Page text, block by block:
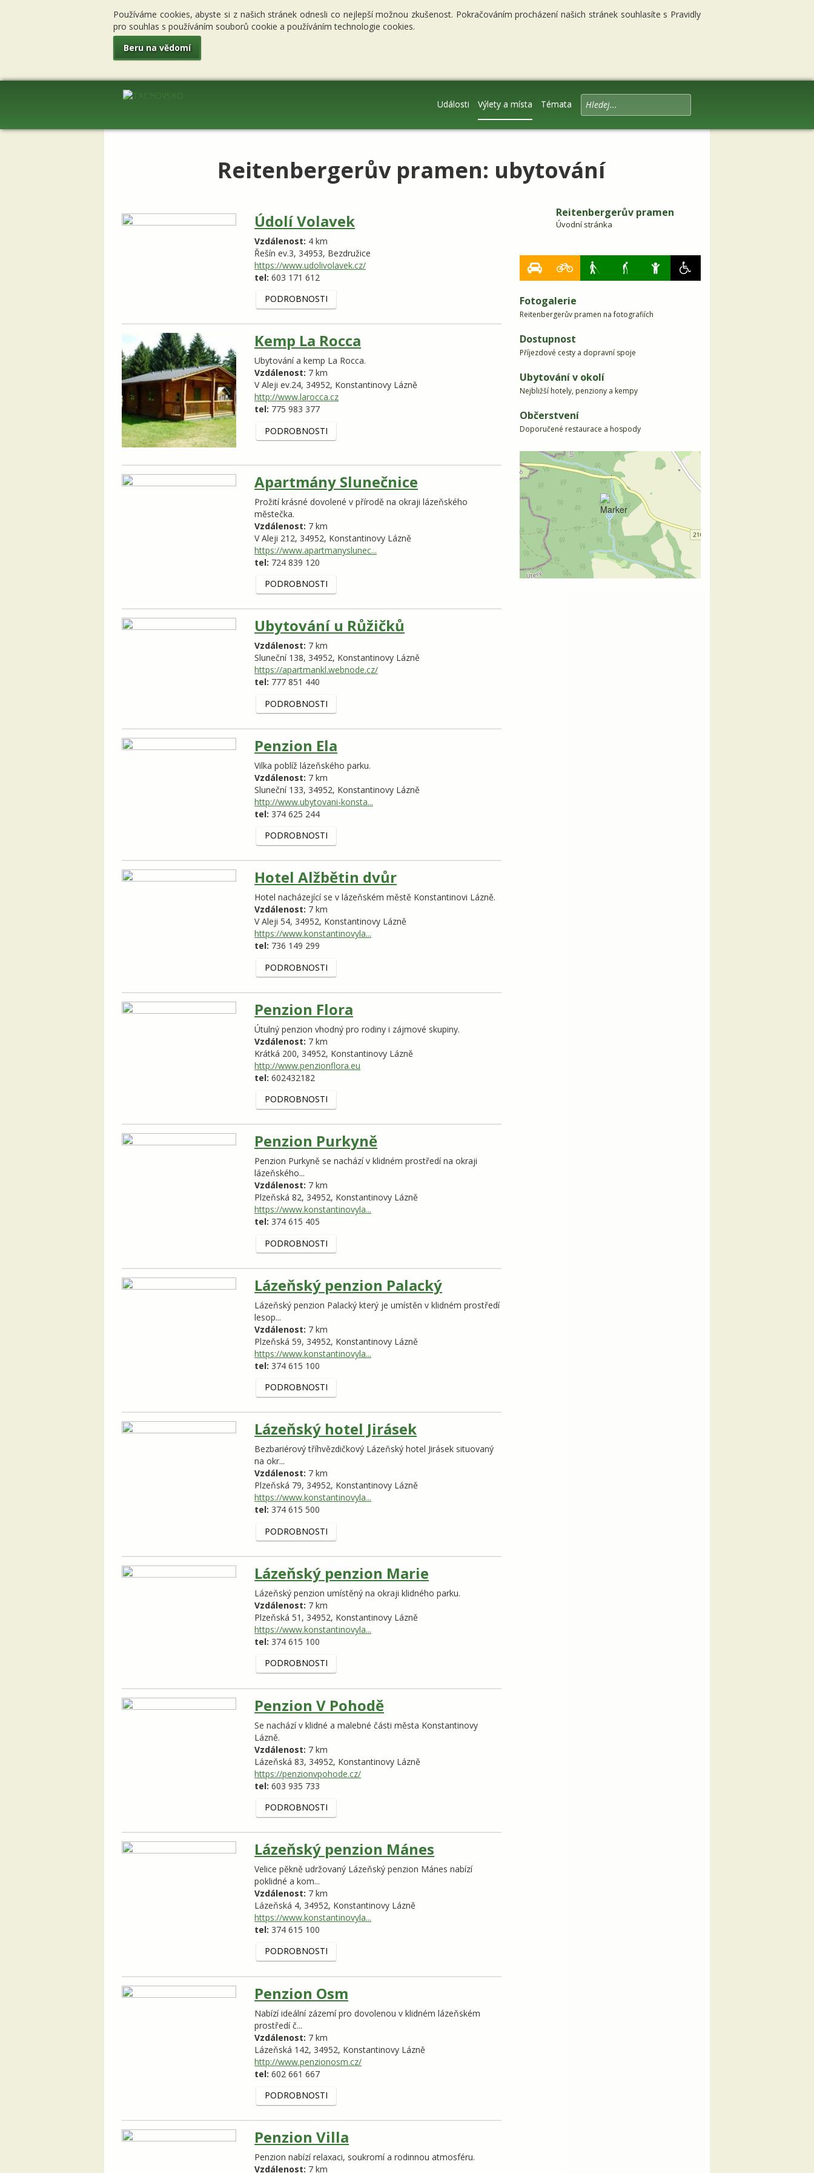
Používáme cookies, abyste si z našich stránek odnesli co nejlepší možnou zkušenost. Pokračováním procházení našich stránek souhlasíte s Pravidly
pro souhlas s používáním souborů cookie a používáním technologie cookies.
Beru na vědomí
Události Výlety a místa Témata
Reitenbergerův pramen: ubytování
Údolí Volavek
Vzdálenost: 4 km
Řešín ev.3, 34953, Bezdružice
https://www.udolivolavek.cz/
tel: 603 171 612
PODROBNOSTI
Kemp La Rocca
Ubytování a kemp La Rocca.
Vzdálenost: 7 km
V Aleji ev.24, 34952, Konstantinovy Lázně
http://www.larocca.cz
tel: 775 983 377
PODROBNOSTI
Apartmány Slunečnice
Prožití krásné dovolené v přírodě na okraji lázeňského
městečka.
Vzdálenost: 7 km
V Aleji 212, 34952, Konstantinovy Lázně
https://www.apartmanyslunec...
tel: 724 839 120
PODROBNOSTI
Ubytování u Růžičků
Vzdálenost: 7 km
Sluneční 138, 34952, Konstantinovy Lázně
https://apartmankl.webnode.cz/
tel: 777 851 440
PODROBNOSTI
Penzion Ela
Vilka poblíž lázeňského parku.
Vzdálenost: 7 km
Sluneční 133, 34952, Konstantinovy Lázně
http://www.ubytovani-konsta...
tel: 374 625 244
PODROBNOSTI
Hotel Alžbětin dvůr
Hotel nacházející se v lázeňském městě Konstantinovi Lázně.
Vzdálenost: 7 km
V Aleji 54, 34952, Konstantinovy Lázně
https://www.konstantinovyla...
tel: 736 149 299
PODROBNOSTI
Penzion Flora
Útulný penzion vhodný pro rodiny i zájmové skupiny.
Vzdálenost: 7 km
Krátká 200, 34952, Konstantinovy Lázně
http://www.penzionflora.eu
tel: 602432182
PODROBNOSTI
Penzion Purkyně
Penzion Purkyně se nachází v klidném prostředí na okraji
lázeňského...
Vzdálenost: 7 km
Plzeňská 82, 34952, Konstantinovy Lázně
https://www.konstantinovyla...
tel: 374 615 405
PODROBNOSTI
Lázeňský penzion Palacký
Lázeňský penzion Palacký který je umístěn v klidném prostředí
lesop...
Vzdálenost: 7 km
Plzeňská 59, 34952, Konstantinovy Lázně
https://www.konstantinovyla...
tel: 374 615 100
PODROBNOSTI
Lázeňský hotel Jirásek
Bezbariérový tříhvězdičkový Lázeňský hotel Jirásek situovaný
na okr...
Vzdálenost: 7 km
Plzeňská 79, 34952, Konstantinovy Lázně
https://www.konstantinovyla...
tel: 374 615 500
PODROBNOSTI
Lázeňský penzion Marie
Lázeňský penzion umístěný na okraji klidného parku.
Vzdálenost: 7 km
Plzeňská 51, 34952, Konstantinovy Lázně
https://www.konstantinovyla...
tel: 374 615 100
PODROBNOSTI
Penzion V Pohodě
Se nachází v klidné a malebné části města Konstantinovy
Lázně.
Vzdálenost: 7 km
Lázeňská 83, 34952, Konstantinovy Lázně
https://penzionvpohode.cz/
tel: 603 935 733
PODROBNOSTI
Lázeňský penzion Mánes
Velice pěkně udržovaný Lázeňský penzion Mánes nabízí
poklidné a kom...
Vzdálenost: 7 km
Lázeňská 4, 34952, Konstantinovy Lázně
https://www.konstantinovyla...
tel: 374 615 100
PODROBNOSTI
Penzion Osm
Nabízí ideální zázemí pro dovolenou v klidném lázeňském
prostředí č...
Vzdálenost: 7 km
Lázeňská 142, 34952, Konstantinovy Lázně
http://www.penzionosm.cz/
tel: 602 661 667
PODROBNOSTI
Penzion Villa
Penzion nabízí relaxaci, soukromí a rodinnou atmosféru.
Vzdálenost: 7 km
Reitenbergerův pramen
Úvodní stránka
Fotogalerie
Reitenbergerův pramen na fotografiích
Dostupnost
Příjezdové cesty a dopravní spoje
Ubytování v okolí
Nejbližší hotely, penziony a kempy
Občerstvení
Doporučené restaurace a hospody